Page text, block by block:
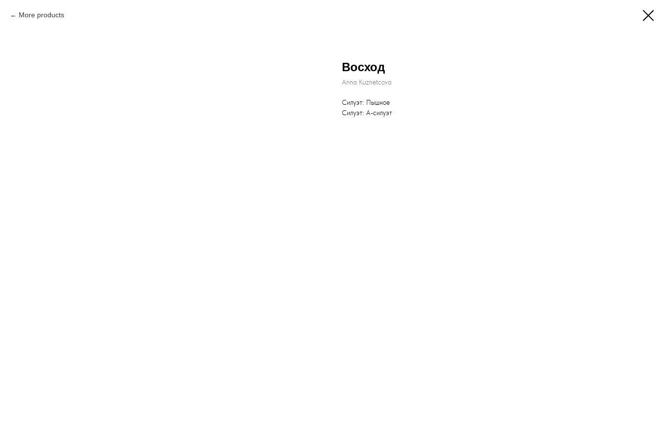
More products
Восход
Anna Kuznetcova
Силуэт: Пышное
Силуэт: А-силуэт